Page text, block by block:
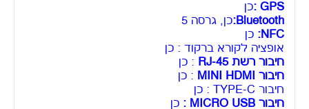
GPS : כן
Bluetooth: כן, גרסה 5
NFC: כן
אופציה לקורא ברקוד : כן
חיבור רשת RJ-45
: כן
חיבור MINI HDMI
: כן
חיבור TYPE-C : כן
חיבור MICRO USB :
כן